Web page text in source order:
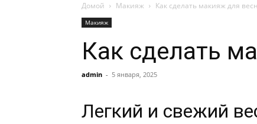
Домой Макияж Как сделать макияж для
Макияж
Как сделать
admin - 5 января, 2025
Легкий и свежий